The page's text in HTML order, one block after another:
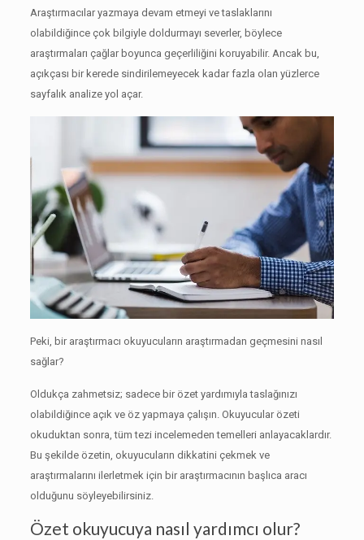
Araştırmacılar yazmaya devam etmeyi ve taslaklarını
olabildiğince çok bilgiyle doldurmayı severler, böylece
araştırmaları çağlar boyunca geçerliliğini koruyabilir. Ancak bu,
açıkçası bir kerede sindirilemeyecek kadar fazla olan yüzlerce
sayfalık analize yol açar.
Peki, bir araştırmacı okuyucuların araştırmadan geçmesini nasıl
sağlar?
Oldukça zahmetsiz; sadece bir özet yardımıyla taslağınızı
olabildiğince açık ve öz yapmaya çalışın. Okuyucular özeti
okuduktan sonra, tüm tezi incelemeden temelleri anlayacaklardır.
Bu şekilde özetin, okuyucuların dikkatini çekmek ve
araştırmalarını ilerletmek için bir araştırmacının başlıca aracı
olduğunu söyleyebilirsiniz.
Özet okuyucuya nasıl yardımcı olur?